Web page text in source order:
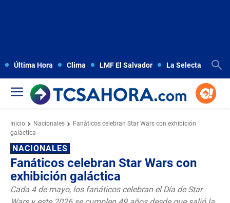
Última Hora Clima LMF El Salvador La Selecta
Inicio Nacionales
Fanáticos celebran Star Wars con exhibición
galáctica
NACIONALES
Fanáticos celebran Star Wars con
exhibición galáctica
Cada 4 de mayo, los fanáticos celebran el Día de Star